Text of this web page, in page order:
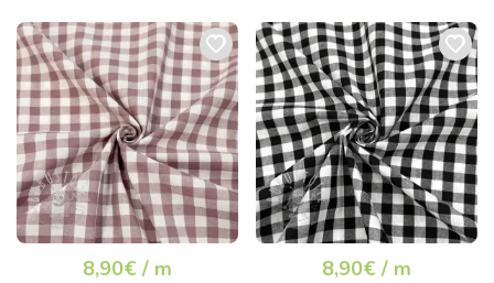
8,90€ / m 8,90€ / m